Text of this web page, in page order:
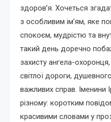
здоров’я. Хочеться
з особливим ім’ям, яке
спокоєм, мудрістю та
такий день доречно
захисту ангела-
світлої дороги,
важливих справ. Іменини
різному: коротким
красивими словами у